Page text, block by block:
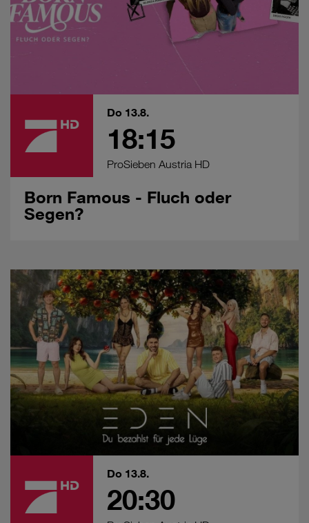
Do 13.8.
18:15
ProSieben Austria HD
Born Famous - Fluch oder
Segen?
Do 13.8.
20:30